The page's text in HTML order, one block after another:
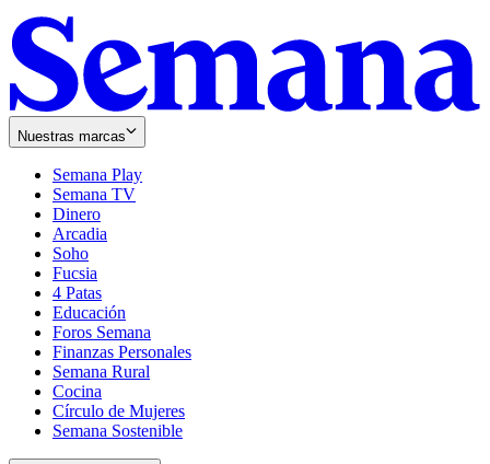
Nuestras marcas
Semana Play
Semana TV
Dinero
Arcadia
Soho
in
new
window
Fucsia
in
new
window
4 Patas
Educación
Foros Semana
Finanzas Personales
Semana Rural
Cocina
Círculo de Mujeres
Semana Sostenible